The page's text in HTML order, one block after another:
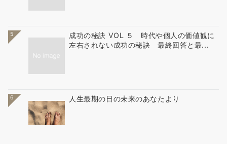
5
成功の秘訣 VOL ５ 時代や個人の価値観に
左右されない成功の秘訣 最終回答と最...
6 人生最期の日の未来のあなたより